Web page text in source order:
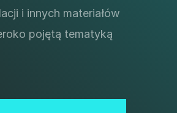
i innych materiałów
pojętą tematyką